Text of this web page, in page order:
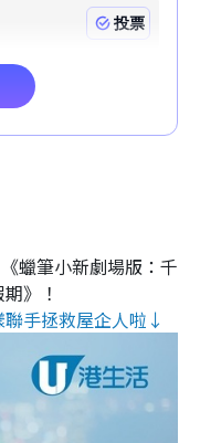
蠟筆小新劇場版：千
》！
手拯救屋企人啦↓